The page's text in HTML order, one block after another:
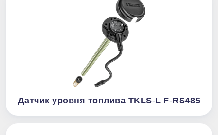
Датчик уровня топлива TKLS-L F-RS485